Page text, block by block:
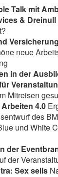
Talk mit
& Dreinull
neue
in der
Mitreisen
4.0
des
und White
der
der
Sex sells